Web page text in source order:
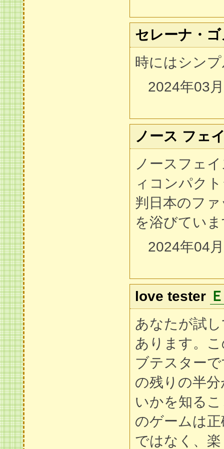
セレーナ・
時にはシン
2024年03
ノース フェ
ノースフェ
ィコンパク
判日本のフ
を浴びてい
2024年04
love tester
あなたが試
あります。
ブテスター
の残りの半
いかを知る
のゲームは
ではなく、